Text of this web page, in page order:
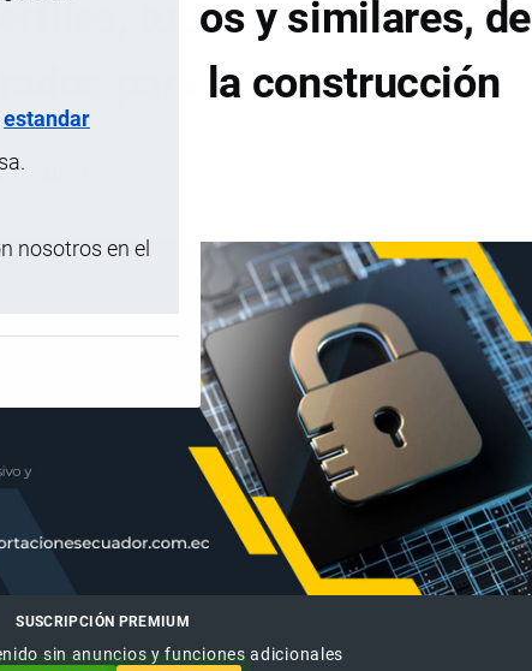
estandar
nosotros en el
tubos y similares, de
para la construcción
SUSCRIPCIÓN PREMIUM
sin anuncios y funciones adicionales